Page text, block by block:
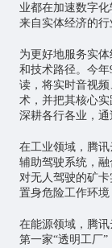
业都在加速数字
来自实体经济的行
为更好地服务实
和技术路径。今
读，将实时音视频
术，并把其核心
深耕各行各业，通
在工业领域，腾
辅助驾驶系统，融
对无人驾驶的矿
置身危险工作环境
在能源领域，腾
第一家“透明工厂